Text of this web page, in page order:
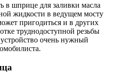
в шприце для заливки масла
жидкости в ведущем мосту
пригодиться и в других
труднодоступной резьбы
очень нужный